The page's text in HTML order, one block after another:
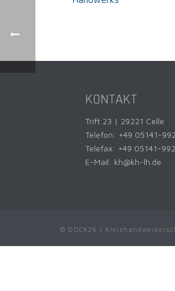
KONTAKT
Trift 23 | 29221 Celle
Telefon: +49 05141-
Telefax: +49 05141-
E-Mail: kh@kh-lh.de
© DOCK26 |